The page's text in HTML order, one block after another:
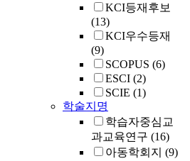
KCI등재후보
(13)
KCI우수등재
(9)
SCOPUS (6)
ESCI (2)
SCIE (1)
학술지명
학습자중심교
과교육연구 (16)
아동학회지 (9)